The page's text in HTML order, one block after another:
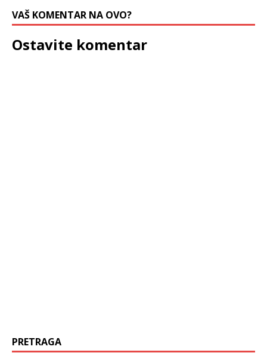
VAŠ KOMENTAR NA OVO?
Ostavite komentar
PRETRAGA